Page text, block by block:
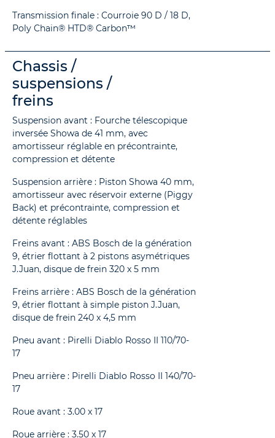
Transmission finale : Courroie 90 D / 18 D,
Poly Chain® HTD® Carbon™
Chassis /
suspensions /
freins
Suspension avant : Fourche télescopique
inversée Showa de 41 mm, avec
amortisseur réglable en précontrainte,
compression et détente
Suspension arrière : Piston Showa 40 mm,
amortisseur avec réservoir externe (Piggy
Back) et précontrainte, compression et
détente réglables
Freins avant : ABS Bosch de la génération
9, étrier flottant à 2 pistons asymétriques
J.Juan, disque de frein 320 x 5 mm
Freins arrière : ABS Bosch de la génération
9, étrier flottant à simple piston J.Juan,
disque de frein 240 x 4,5 mm
Pneu avant : Pirelli Diablo Rosso II 110/70-
17
Pneu arrière : Pirelli Diablo Rosso II 140/70-
17
Roue avant : 3.00 x 17
Roue arrière : 3.50 x 17